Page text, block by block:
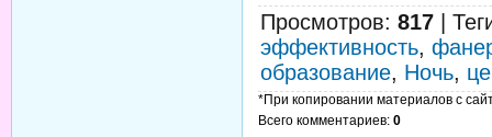
Просмотров: 817
эффективность,
образование, Ночь,
*При копировании материалов с
Всего комментариев: 0